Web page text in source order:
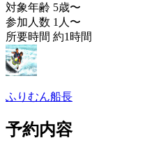
対象年齢 5歳〜
参加人数 1人〜
所要時間 約1時間
ふりむん船長
予約内容